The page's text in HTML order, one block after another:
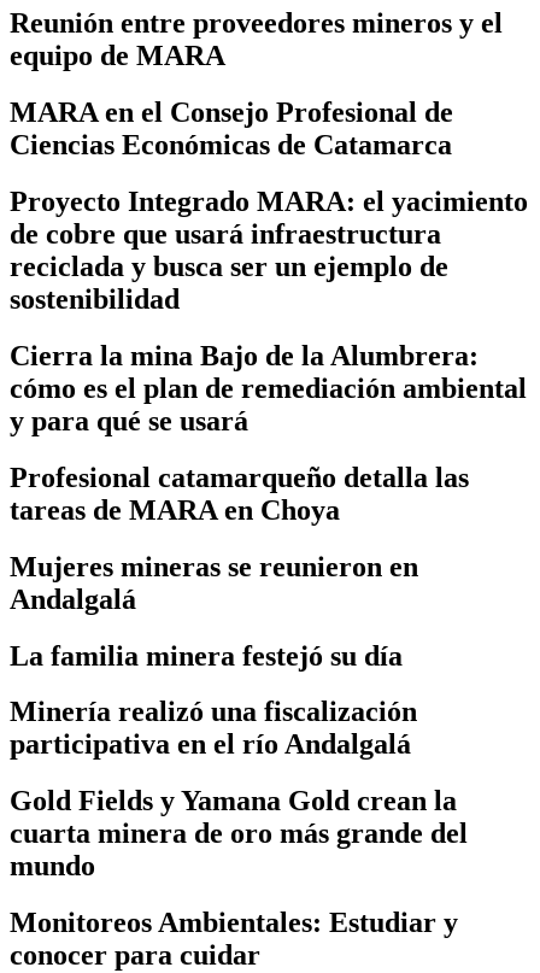
Reunión entre proveedores mineros y el
equipo de MARA
MARA en el Consejo Profesional de
Ciencias Económicas de Catamarca
Proyecto Integrado MARA: el yacimiento
de cobre que usará infraestructura
reciclada y busca ser un ejemplo de
sostenibilidad
Cierra la mina Bajo de la Alumbrera:
cómo es el plan de remediación ambiental
y para qué se usará
Profesional catamarqueño detalla las
tareas de MARA en Choya
Mujeres mineras se reunieron en
Andalgalá
La familia minera festejó su día
Minería realizó una fiscalización
participativa en el río Andalgalá
Gold Fields y Yamana Gold crean la
cuarta minera de oro más grande del
mundo
Monitoreos Ambientales: Estudiar y
conocer para cuidar